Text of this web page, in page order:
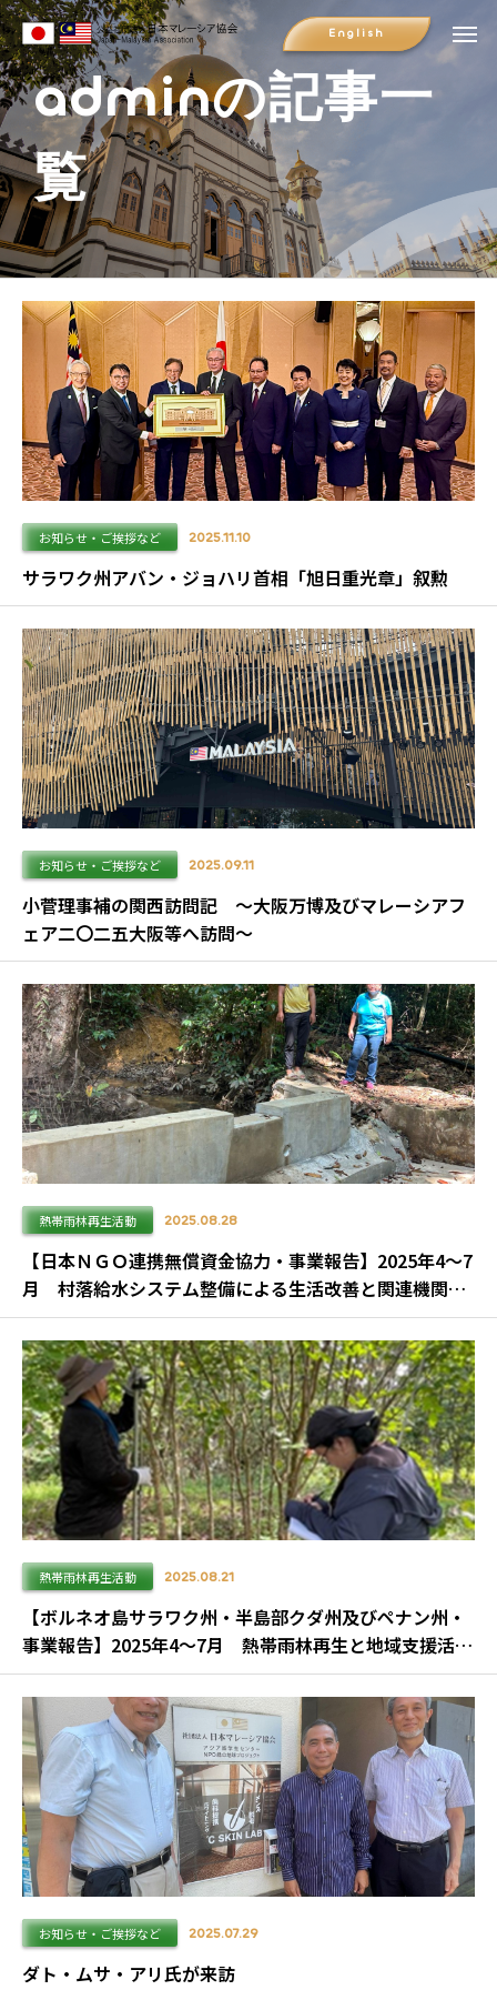
English
adminの記事一
覧
お知らせ・ご挨拶など 2025.11.10
サラワク州アバン・ジョハリ首相「旭日重光章」叙勲
お知らせ・ご挨拶など 2025.09.11
小菅理事補の関西訪問記 ～大阪万博及びマレーシアフ
ェア二〇二五大阪等へ訪問～
熱帯雨林再生活動 2025.08.28
【日本ＮＧＯ連携無償資金協力・事業報告】2025年4～7
月 村落給水システム整備による生活改善と関連機関の
ネットワーク構築事業
熱帯雨林再生活動 2025.08.21
【ボルネオ島サラワク州・半島部クダ州及びペナン州・
事業報告】2025年4～7月 熱帯雨林再生と地域支援活動
の実施状況
お知らせ・ご挨拶など 2025.07.29
ダト・ムサ・アリ氏が来訪